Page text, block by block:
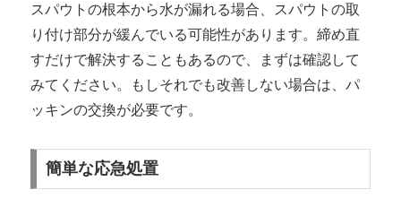
スパウトの根本から水が漏れる場合、スパウトの取
り付け部分が緩んでいる可能性があります。締め直
すだけで解決することもあるので、まずは確認して
みてください。もしそれでも改善しない場合は、パ
ッキンの交換が必要です。
簡単な応急処置